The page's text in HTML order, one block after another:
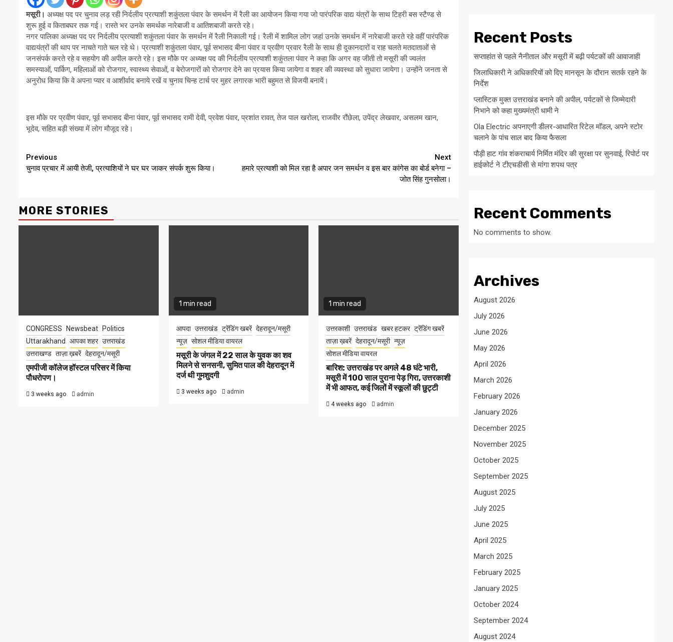
मसूरी। अध्यक्ष पद पर चुनाव लड़ रही निर्दलीय प्रत्याशी शकुंतला पंवार के समर्थन में रैली का आयोजन किया गया जो पारंपरिक वाद्य यंत्रों के साथ टिहरी बस स्टैण्ड से
शुरू हुई व किताबघर तक गई। रास्ते भर उनके समर्थक नारेबाजी व आतिशबाजी करते रहे।
नगर पालिका अध्यक्ष पद पर निर्दलीय प्रत्याशी शकुंतला पंवार के समर्थन में रैली निकाली गई। रैली में शामिल लोग जहां उनके समर्थन में नारेबाजी करते रहे वहीं पारंपरिक
वाद्ययंत्रों की थाप पर नाचते गाते चल रहे थे। प्रत्याशी शकुंतला पंवार, पूर्व सभासद बीना पंवार व प्रवीण प्रवार रैली के साथ ही दुकानदारों व राह चलते मतदाताओं से
जनसंपर्क करते रहे व सहयोग की अपील करते रहे। इस मौके पर अध्यक्ष पद की निर्दलीय प्रत्याशी शकुंतला पंवार ने कहा कि अगर वह जीती तो मसूरी की ज्वलंत
समस्याओं, पार्किग, महिलाओं को रोजगार, स्वास्थ्य सेवाओं, व बेरोजगारों को रोजगार देने का प्रयास किया जायेगा व शहर की व्यवस्था को सुधारा जायेगा। उन्होंने जनता से
अनुरोध किया कि वे अपना प्यार व आशीर्वाद बनाये रखें व चुनाव चिन्ह टार्च पर मुहर लगारक भारी बहुमत से विजयी बनायें।
इस मौके पर प्रवीण पंवार, पूर्व सभासद बीना पंवार, पूर्व सभासद रामी देवी, प्रवेश पंवार, प्रशांत रावत, तेज पाल खरोला, राजवीर रौंछेला, उपेंद्र लेखवार, असलम खान,
भूदेव, सहित बड़ी संख्या में लोग मौजूद रहे।
Continue
Reading
Previous
चुनाव प्रचार में आयी तेजी, प्रत्याशियों ने घर घर जाकर संपर्क शुरू किया।
Next
हमारे प्रत्याशी को मिल रहा है अपार जन समर्थन व इस बार कांगेस का बोर्ड बनेगा –
जोत सिंह गुनसोला।
MORE STORIES
CONGRESS Newsbeat
Politics
Uttarakhand
आपका शहर उत्तराखंड
उत्तराखण्ड ताज़ा ख़बरें देहरादून/मसूरी
एमपीजी कॉलेज हॉस्टल परिसर में किया
पौधरोपण।
3 weeks ago admin
1 min read
आपदा उत्तराखंड ट्रेंडिंग खबरें देहरादून/मसूरी
न्यूज़ सोशल मीडिया वायरल
मसूरी के जंगल में 22 साल के युवक का शव
मिलने से सनसनी, सुमित पाल की देहरादून में
दर्ज थी गुमशुदगी
3 weeks ago admin
1 min read
उत्तरकाशी उत्तराखंड खबर हटकर ट्रेंडिंग खबरें
ताज़ा ख़बरें देहरादून/मसूरी न्यूज़
सोशल मीडिया वायरल
बारिश: उत्तराखंड पर अगले 48 घंटे भारी,
मसूरी में 100 साल पुराना पेड़ गिरा, उत्तरकाशी
में भी आफत, कई जिलों में स्कूलों की छुट्टी
4 weeks ago admin
Recent Posts
सप्ताहांत से पहले नैनीताल और मसूरी में बढ़ी पर्यटकों की आवाजाही
जिलाधिकारी ने अधिकारियों को दिए मानसून के दौरान सतर्क रहने के
निर्देश
प्लास्टिक मुक्त उत्तराखंड बनाने की अपील, पर्यटकों से जिम्मेदारी
निभाने को कहा मुख्यमंत्री धामी ने
Ola Electric अपनाएगी डीलर-आधारित रिटेल मॉडल, अपने स्टोर
चलाने के पांच साल बाद किया फैसला
पौड़ी हाट गांव शंकराचार्य निर्मित मंदिर की सुरक्षा पर सुनवाई, रिपोर्ट पर
हाईकोर्ट ने टीएचडीसी से मांगा शपथ पत्र
Recent Comments
No comments to show.
Archives
August 2026
July 2026
June 2026
May 2026
April 2026
March 2026
February 2026
January 2026
December 2025
November 2025
October 2025
September 2025
August 2025
July 2025
June 2025
April 2025
March 2025
February 2025
January 2025
October 2024
September 2024
August 2024